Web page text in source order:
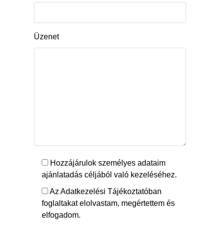
Üzenet
Hozzájárulok személyes adataim
ajánlatadás céljából való kezeléséhez.
Az Adatkezelési Tájékoztatóban
foglaltakat elolvastam, megértettem és
elfogadom.